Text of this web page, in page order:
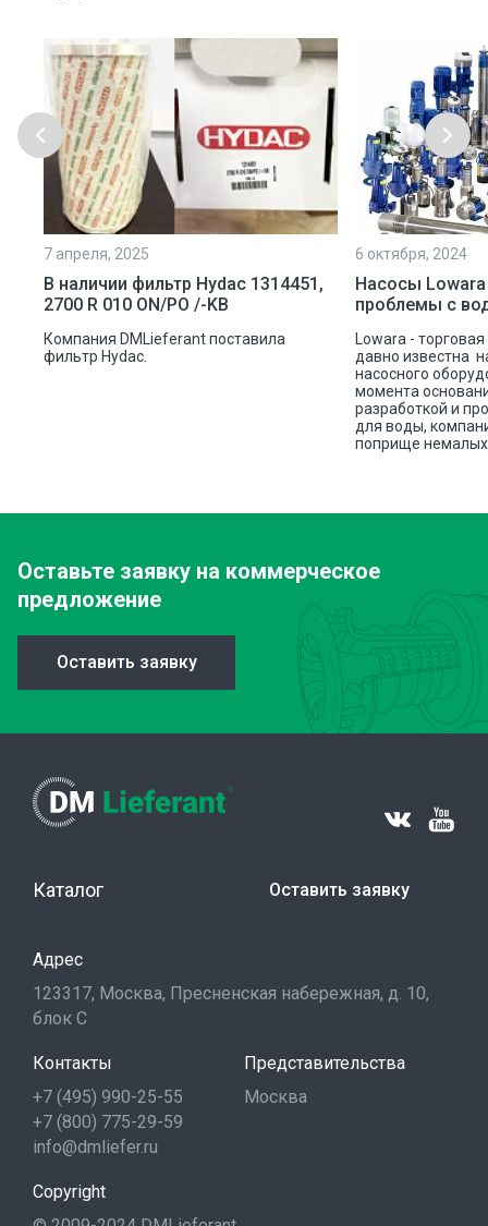
7 апреля, 2025
В наличии фильтр Hydac 1314451,
2700 R 010 ON/PO /-KB
Компания DMLieferant поставила
фильтр Hydac.
6 октября, 2024
Насосы
проблемы с
Lowara -
давно известна
насосного
момента
разработкой и
для воды,
поприще немалых
Оставьте заявку на коммерческое
предложение
Оставить заявку
Каталог Оставить заявку
Адрес
123317, Москва, Пресненская набережная, д. 10,
блок С
Контакты
+7 (495) 990-25-55
+7 (800) 775-29-59
info@dmliefer.ru
Представительства
Москва
Copyright